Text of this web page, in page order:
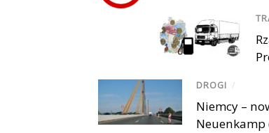
DROGI /
Niemcy –
Neuenkamp